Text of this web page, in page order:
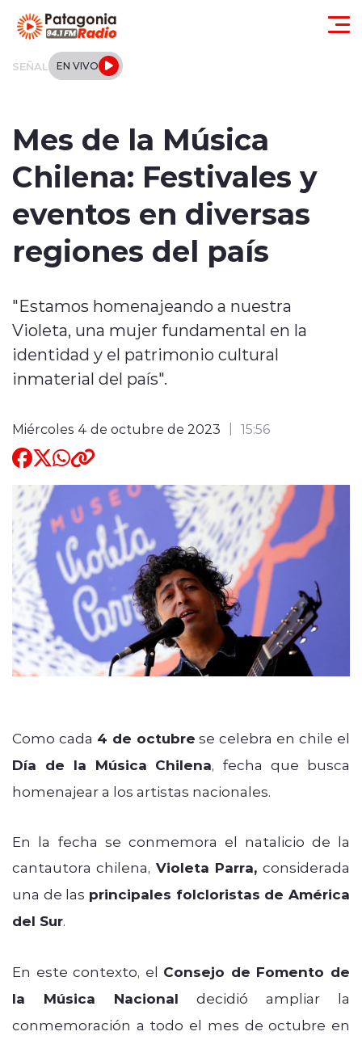
SEÑAL EN VIVO
Tendencias
Deportes
Entrevistas
Quienes Somos
modo claro
Mes de la Música
Chilena: Festivales y
eventos en diversas
regiones del país
"Estamos homenajeando a nuestra
Violeta, una mujer fundamental en la
identidad y el patrimonio cultural
inmaterial del país".
Miércoles 4 de octubre de 2023 15:56
Como cada 4 de octubre se celebra en chile el
Día de la Música Chilena, fecha que busca
homenajear a los artistas nacionales.
En la fecha se conmemora el natalicio de la
cantautora chilena, Violeta Parra, considerada
una de las principales folcloristas de América
del Sur.
En este contexto, el Consejo de Fomento de
la Música Nacional decidió ampliar la
conmemoración a todo el mes de octubre en